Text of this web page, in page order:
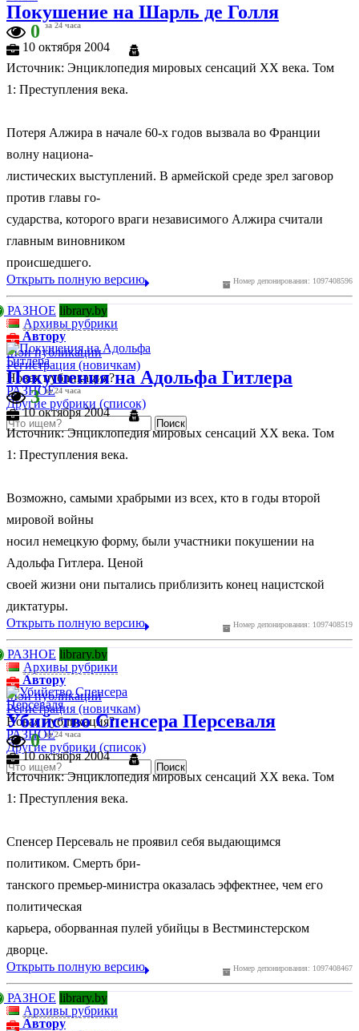
Покушение на Шарль де Голля
0
за 24 часа
10 октября 2004
Источник: Энциклопедия мировых сенсаций ХХ века. Том
1: Преступления века.
Потеря Алжира в начале 60-х годов вызвала во Франции
волну национа-
листических выступлений. В армейской среде зрел заговор
против главы го-
сударства, которого враги независимого Алжира считали
главным виновником
происшедшего.
Номер депонирования: 1097408596
Открыть полную версию
РАЗНОЕ library.by
Архивы рубрики
Автору
Мои публикации
Регистрация (новичкам)
Новая публикация?
РАЗНОЕ
Другие рубрики (список)
Покушения на Адольфа Гитлера
3 за 24 часа
10 октября 2004
Источник: Энциклопедия мировых сенсаций ХХ века. Том
1: Преступления века.
Возможно, самыми храбрыми из всех, кто в годы второй
мировой войны
носил немецкую форму, были участники покушении на
Адольфа Гитлера. Ценой
своей жизни они пытались приблизить конец нацистской
диктатуры.
Номер депонирования: 1097408519
Открыть полную версию
РАЗНОЕ library.by
Архивы рубрики
Автору
Мои публикации
Регистрация (новичкам)
Новая публикация?
РАЗНОЕ
Другие рубрики (список)
Убийство Спенсера Персеваля
0 за 24 часа
10 октября 2004
Источник: Энциклопедия мировых сенсаций ХХ века. Том
1: Преступления века.
Спенсер Персеваль не проявил себя выдающимся
политиком. Смерть бри-
танского премьер-министра оказалась эффектнее, чем его
политическая
карьера, оборванная пулей убийцы в Вестминстерском
дворце.
Номер депонирования: 1097408467
Открыть полную версию
РАЗНОЕ library.by
Архивы рубрики
Автору